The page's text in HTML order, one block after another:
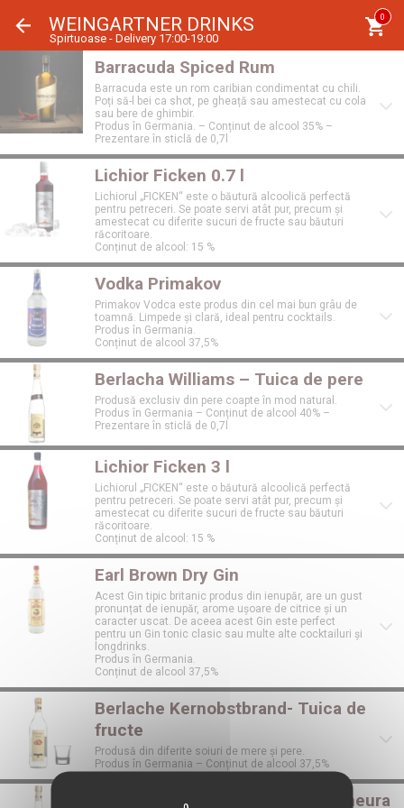
WEINGARTNER DRINKS
Spirtuoase - Delivery 17:00-19:00
0
Barracuda Spiced Rum
Barracuda este un rom caribian condimentat cu chili.
Poți să-l bei ca shot, pe gheață sau amestecat cu cola
sau bere de ghimbir.
Produs în Germania. – Conținut de alcool 35% –
Prezentare în sticlă de 0,7l
Lichior Ficken 0.7 l
Lichiorul „FICKEN“ este o băutură alcoolică perfectă
pentru petreceri. Se poate servi atât pur, precum și
amestecat cu diferite sucuri de fructe sau băuturi
răcoritoare.
Conținut de alcool: 15 %
Vodka Primakov
Primakov Vodca este produs din cel mai bun grâu de
toamnă. Limpede și clară, ideal pentru cocktails.
Produs în Germania.
Conținut de alcool 37,5%
Berlacha Williams – Tuica de pere
Produsă exclusiv din pere coapte în mod natural.
Produs în Germania – Conținut de alcool 40% –
Prezentare în sticlă de 0,7l
Lichior Ficken 3 l
Lichiorul „FICKEN“ este o băutură alcoolică perfectă
pentru petreceri. Se poate servi atât pur, precum și
amestecat cu diferite sucuri de fructe sau băuturi
răcoritoare.
Conținut de alcool: 15 %
Earl Brown Dry Gin
Acest Gin tipic britanic produs din ienupăr, are un gust
pronunțat de ienupăr, arome ușoare de citrice și un
caracter uscat. De aceea acest Gin este perfect
pentru un Gin tonic clasic sau multe alte cocktailuri și
longdrinks.
Produs în Germania.
Conținut de alcool 37,5%
Berlache Kernobstbrand- Tuica de
fructe
Produsă din diferite soiuri de mere și pere.
Produs în Germania – Conținut de alcool 37,5%
Berlache Himbeer – Tuica de zmeura